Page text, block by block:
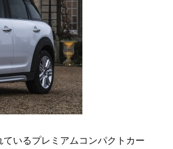
いるプレミアムコンパクトカー